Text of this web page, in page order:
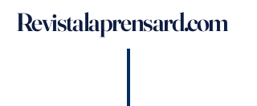
Revistalaprensard.com